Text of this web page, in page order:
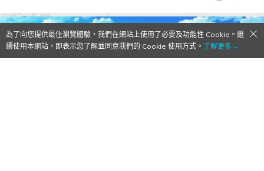
為了向您提供最佳瀏覽體驗，我們在網站上使用了必要及功能性 Cookie。繼
續使用本網站，即表示您了解並同意我們的 Cookie 使用方式。 了解更多→